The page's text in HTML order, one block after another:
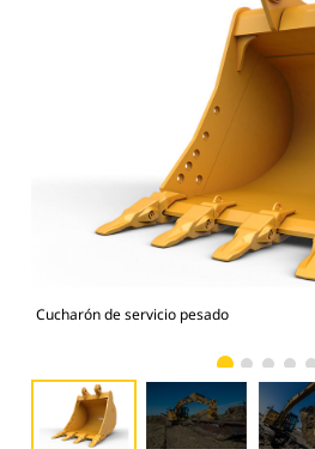
Cucharón de servicio pesado